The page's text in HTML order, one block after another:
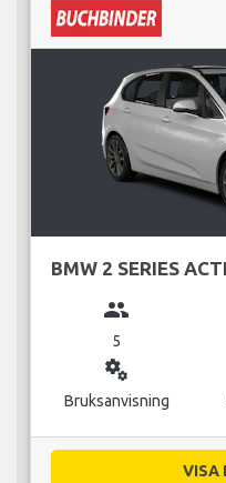
BMW 2 SERIES
group
5
miscellaneous_services
Bruksanvisning
VISA